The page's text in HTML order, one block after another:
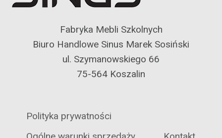
Fabryka Mebli Szkolnych
Biuro Handlowe Sinus Marek Sosiński
ul. Szymanowskiego 66
75-564 Koszalin
Polityka prywatności